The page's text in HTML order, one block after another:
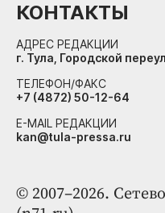
© 2007–2026.
КОНТАКТЫ
АДРЕС РЕДАКЦИИ
г. Тула, Городской
ТЕЛЕФОН/ФАКС
+7 (4872) 50-12-64
E-MAIL РЕДАКЦИИ
kan@tula-pressa.ru